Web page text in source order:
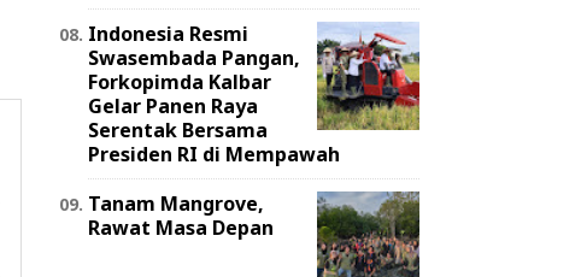
Indonesia Resmi
Swasembada Pangan,
Forkopimda Kalbar
Gelar Panen Raya
Serentak Bersama
Presiden RI di Mempawah
Tanam Mangrove,
Rawat Masa Depan